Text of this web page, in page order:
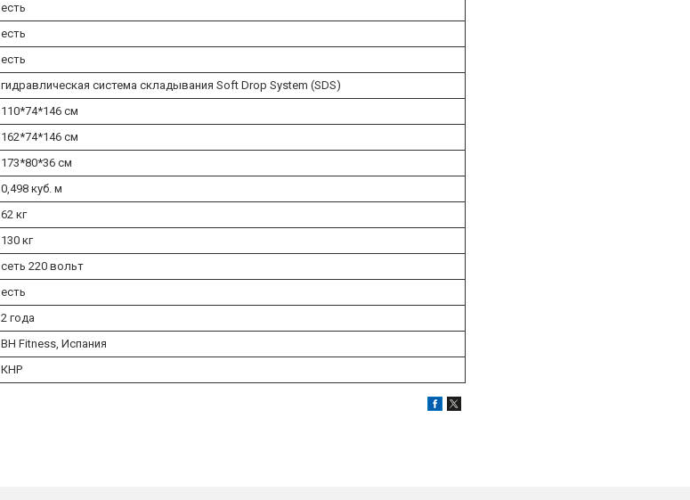
есть
есть
есть
гидравлическая система складывания Soft Drop System (SDS)
110*74*146 см
162*74*146 см
173*80*36 см
0,498 куб. м
62 кг
130 кг
сеть 220 вольт
есть
2 года
BH Fitness, Испания
КНР